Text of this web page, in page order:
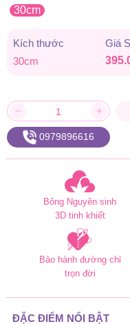
30cm
Kích thước Giá
30cm
0979896616
Bông Nguyên sinh
3D tinh khiết
Bảo hành đường chỉ
trọn đời
ĐẶC ĐIỂM NỔI BẬT